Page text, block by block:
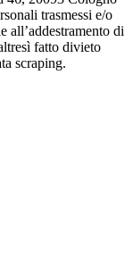
trasmessi e/o
all’addestramento di
fatto divieto
scraping.